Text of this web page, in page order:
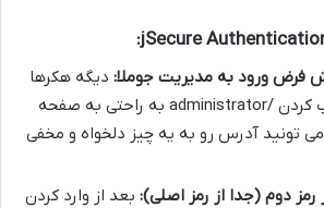
فرض ورود به مدیریت جوملا: دیگه هکرها
نمی تونن با تایپ کردن /administrator به راحتی به صفحه
تونید آدرس رو به یه چیز دلخواه و مخفی
رمز دوم (جدا از رمز اصلی): بعد از وارد کردن